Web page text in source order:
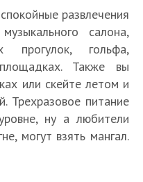
развлечения
салона,
прогулок, гольфа,
Также вы
или скейте летом и
Трехразовое питание
ну а любители
могут взять мангал.